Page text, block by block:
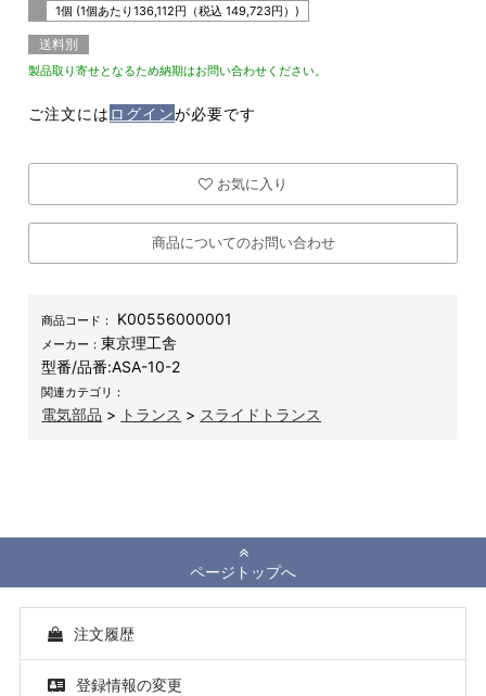
1個 (1個あたり136,112円（税込149,723円）)
送料別
製品取り寄せとなるため納期はお問い合わせください。
ご注文には ログインが必要です
お気に入り
商品についてのお問い合わせ
商品コード： K00556000001
メーカー：東京理工舎
型番/品番:ASA-10-2
関連カテゴリ：
電気部品 > トランス > スライドトランス
ページトップへ
注文履歴
登録情報の変更